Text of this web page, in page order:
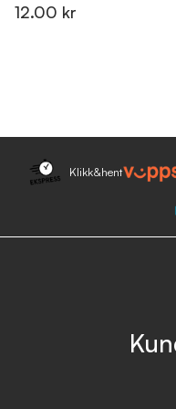
12.00 kr
Klikk&hent